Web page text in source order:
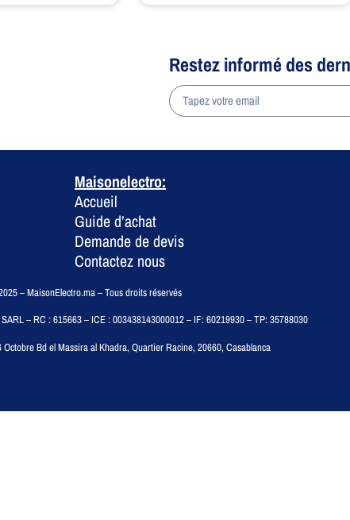
Restez informé des
Maisonelectro:
Accueil
Guide d’achat
Demande de devis
Contactez nous
– MaisonElectro.ma – Tous droits réservés
– RC : 615663 – ICE : 003438143000012 – IF: 60219930 – TP: 35788030
Octobre Bd el Massira al Khadra, Quartier Racine, 20660, Casablanca